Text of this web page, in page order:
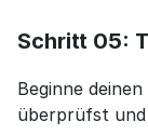
Schritt 05:
Beginne
überprüfst